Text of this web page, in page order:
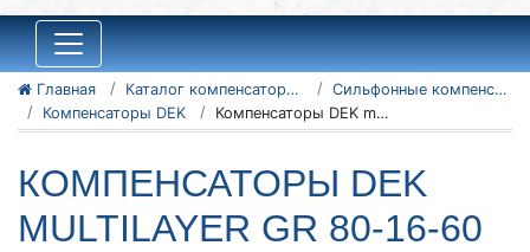
Главная Каталог компенсаторов
Сильфонные компенсаторы
Компенсаторы DEK
Компенсаторы DEK multilayer Gr 80-16-60
КОМПЕНСАТОРЫ DEK
MULTILAYER GR 80-16-60